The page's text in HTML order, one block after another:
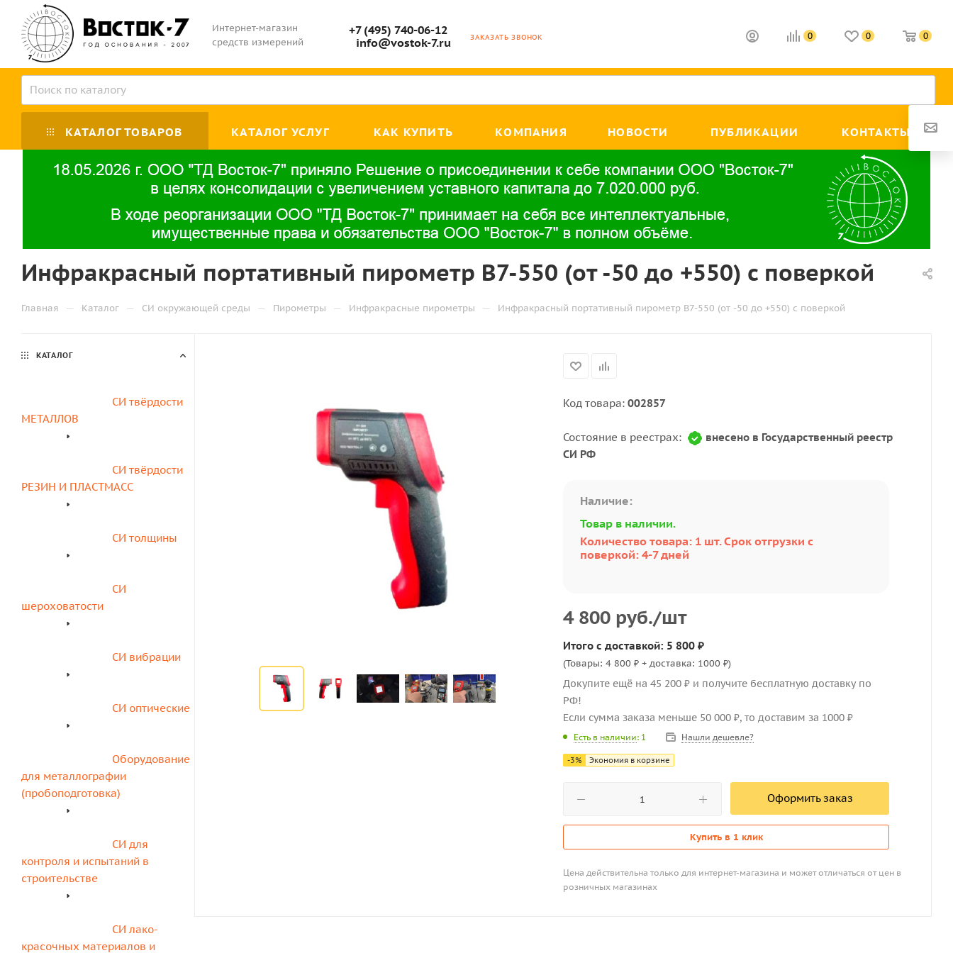
Интернет-магазин
средств измерений
+7 (495) 740-06-12
info@vostok-7.ru
ЗАКАЗАТЬ ЗВОНОК 0 0 0
КАТАЛОГ ТОВАРОВ КАТАЛОГ УСЛУГ КАК КУПИТЬ КОМПАНИЯ НОВОСТИ ПУБЛИКАЦИИ КОНТАКТЫ
Инфракрасный портативный пирометр В7-550 (от -50 до +550) с поверкой
Главная — Каталог — СИ окружающей среды — Пирометры — Инфракрасные пирометры — Инфракрасный портативный пирометр В7-550 (от -50 до +550) с поверкой
Код товара: 002857
Состояние в реестрах:
внесено в Государственный реестр
СИ РФ
Наличие:
Товар в наличии.
Количество товара: 1 шт. Срок отгрузки с
поверкой: 4-7 дней
4 800 руб./шт
Итого с доставкой: 5 800 ₽
(Товары: 4 800 ₽ + доставка: 1000 ₽)
Докупите ещё на 45 200 ₽ и получите бесплатную доставку по
РФ!
Если сумма заказа меньше 50 000 ₽, то доставим за 1000 ₽
Есть в наличии: 1 Нашли дешевле?
-3% Экономия в корзине
Оформить заказ
Купить в 1 клик
Цена действительна только для интернет-магазина и может отличаться от цен в
розничных магазинах
КАТАЛОГ
СИ твёрдости
МЕТАЛЛОВ
СИ твёрдости
РЕЗИН И ПЛАСТМАСС
СИ толщины
СИ
шероховатости
СИ вибрации
СИ оптические
Оборудование
для металлографии
(пробоподготовка)
СИ для
контроля и испытаний в
строительстве
СИ лако-
красочных материалов и